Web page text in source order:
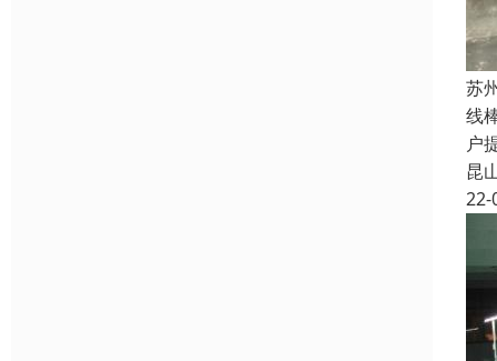
苏
线
户
昆
22-